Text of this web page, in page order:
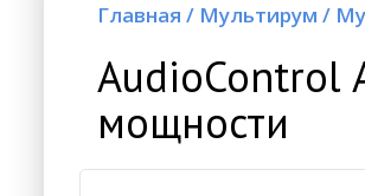
Главная / Мультирум /
AudioControl
мощности